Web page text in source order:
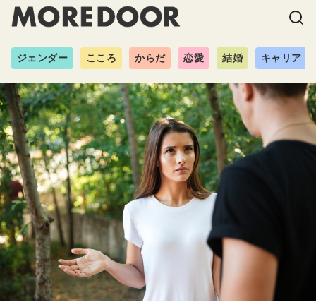
ジェンダー こころ からだ 恋愛 結婚 キャリア